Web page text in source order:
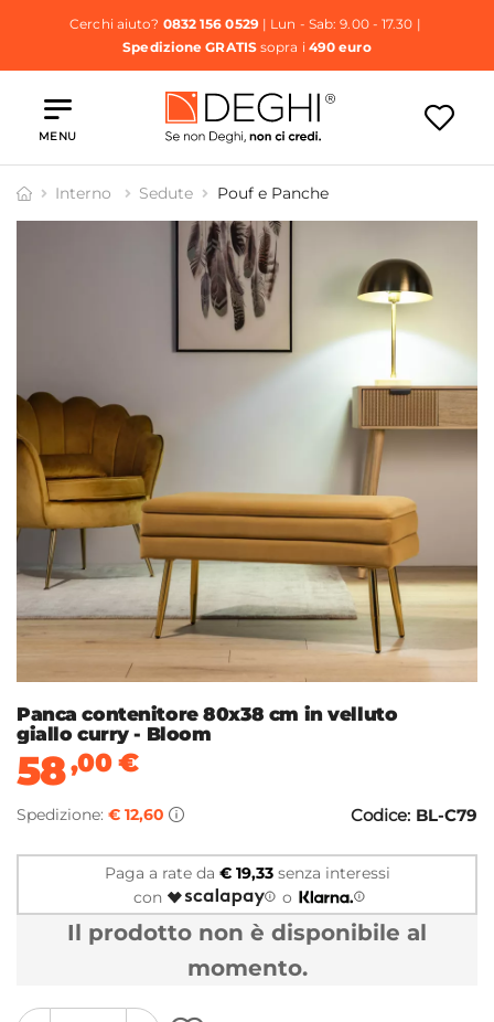
Cerchi aiuto? 0832 156 0529| Lun - Sab: 9.00 - 17.30 |
Spedizione GRATISsopra i 490 euro
MENU
Interno Sedute Pouf e Panche
Panca contenitore 80x38 cm in velluto
giallo curry - Bloom
58,00€
Spedizione: € 12,60 Codice: BL-C79
Paga a rate da € 19,33senza interessi
con
o
Il prodotto non è disponibile al
momento.